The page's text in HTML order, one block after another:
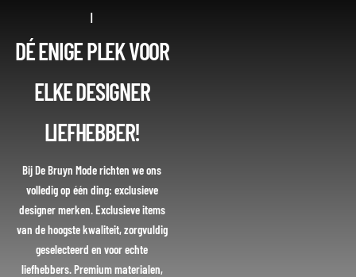
|
DÉ ENIGE PLEK VOOR
ELKE DESIGNER
LIEFHEBBER!
Bij De Bruyn Mode richten we ons
volledig op één ding: exclusieve
designer merken. Exclusieve items
van de hoogste kwaliteit, zorgvuldig
geselecteerd en voor echte
liefhebbers. Premium materialen,